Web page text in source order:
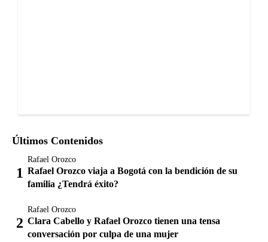
Últimos Contenidos
Rafael Orozco
Rafael Orozco viaja a Bogotá con la bendición de su
familia ¿Tendrá éxito?
Rafael Orozco
Clara Cabello y Rafael Orozco tienen una tensa
conversación por culpa de una mujer